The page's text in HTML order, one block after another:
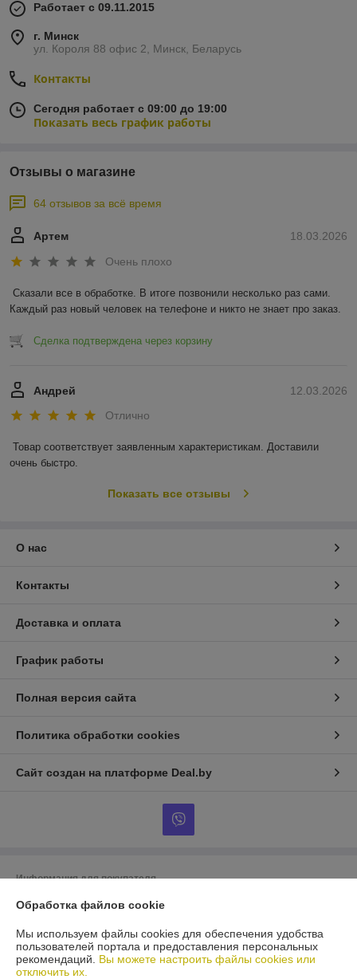
Работает с 09.11.2015
г. Минск
ул. Короля 88 офис 2, Минск, Беларусь
Контакты
Сегодня работает с 09:00 до 19:00
Показать весь график работы
Отзывы о магазине
64 отзывов за всё время
18.03.2026
Артем
Очень плохо
Сказали все в обработке. В итоге позвонили несколько раз сами.
Каждый раз новый человек на телефоне и никто не знает про заказ.
Сделка подтверждена через корзину
12.03.2026
Андрей
Отлично
Товар соответствует заявленным характеристикам. Доставили
очень быстро.
Показать все отзывы
О нас
Контакты
Доставка и оплата
График работы
Полная версия сайта
Политика обработки cookies
Сайт создан на платформе Deal.by
Информация для покупателя
Юридическое лицо:ООО «БигВал»
Регистрационный номер ЕГР: 193084737
УНП: 193084737
Обработка файлов cookie
Мы используем файлы cookies для обеспечения удобства
пользователей портала и предоставления персональных
рекомендаций. Вы можете настроить файлы cookies или
отключить их.